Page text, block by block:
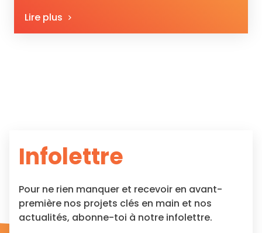
Lire plus
Infolettre
Pour ne rien manquer et recevoir en avant-
première nos projets clés en main et nos
actualités, abonne-toi à notre infolettre.